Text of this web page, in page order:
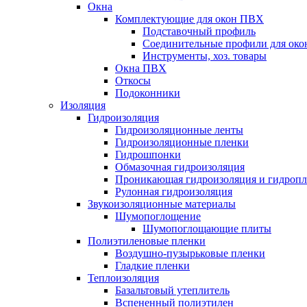
Окна
Комплектующие для окон ПВХ
Подставочный профиль
Соединительные профили для
Инструменты, хоз. товары
Окна ПВХ
Откосы
Подоконники
Изоляция
Гидроизоляция
Гидроизоляционные ленты
Гидроизоляционные пленки
Гидрошпонки
Обмазочная гидроизоляция
Проникающая гидроизоляция и
Рулонная гидроизоляция
Звукоизоляционные материалы
Шумопоглощение
Шумопоглощающие плиты
Полиэтиленовые пленки
Воздушно-пузырьковые пленки
Гладкие пленки
Теплоизоляция
Базальтовый утеплитель
Вспененный полиэтилен